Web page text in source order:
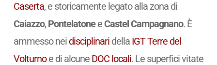
Caserta, e storicamente legato alla zona di
Caiazzo, Pontelatonee Castel Campagnano. È
ammesso nei disciplinaridella IGTTerre del
Volturnoe di alcune DOC locali. Le superfici vitate